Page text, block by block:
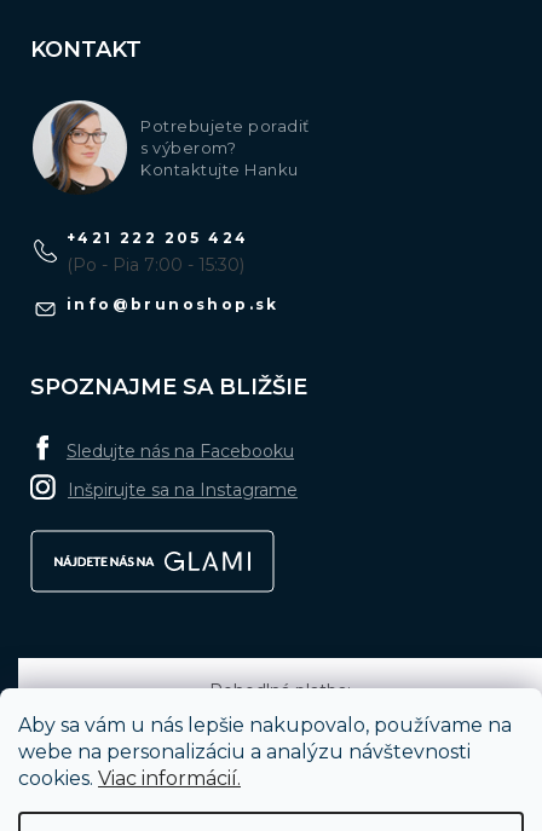
Aby sa vám u nás lepšie nakupovalo, používame na
webe na personalizáciu a analýzu návštevnosti
cookies. Viac informácií.
KONTAKT
Potrebujete poradiť
s výberom?
Kontaktujte Hanku
info @ brunoshop.sk
+421 222 205 424
(Po - Pia 7:00 - 15:30)
SPOZNAJME SA BLIŽŠIE
Sledujte nás na Facebooku
Inšpirujte sa na Instagrame
Pohodlná platba: